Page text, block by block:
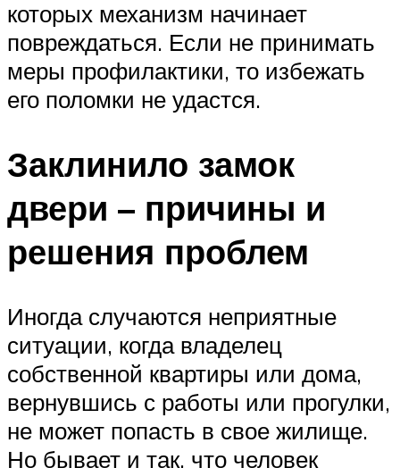
которых механизм начинает
повреждаться. Если не принимать
меры профилактики, то избежать
его поломки не удастся.
Заклинило замок
двери – причины и
решения проблем
Иногда случаются неприятные
ситуации, когда владелец
собственной квартиры или дома,
вернувшись с работы или прогулки,
не может попасть в свое жилище.
Но бывает и так, что человек